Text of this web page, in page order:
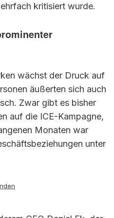
kritisiert wurde.
wächst der Druck auf
äußerten sich auch
Zwar gibt es bisher
auf die ICE-Kampagne,
Monaten war
unter